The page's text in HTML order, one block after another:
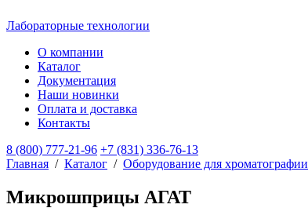
Лабораторные технологии
О компании
Каталог
Документация
Наши новинки
Оплата и доставка
Контакты
8 (800) 777-21-96 +7 (831) 336-76-13
Главная / Каталог / Оборудование для хроматографии
Микрошприцы АГАТ